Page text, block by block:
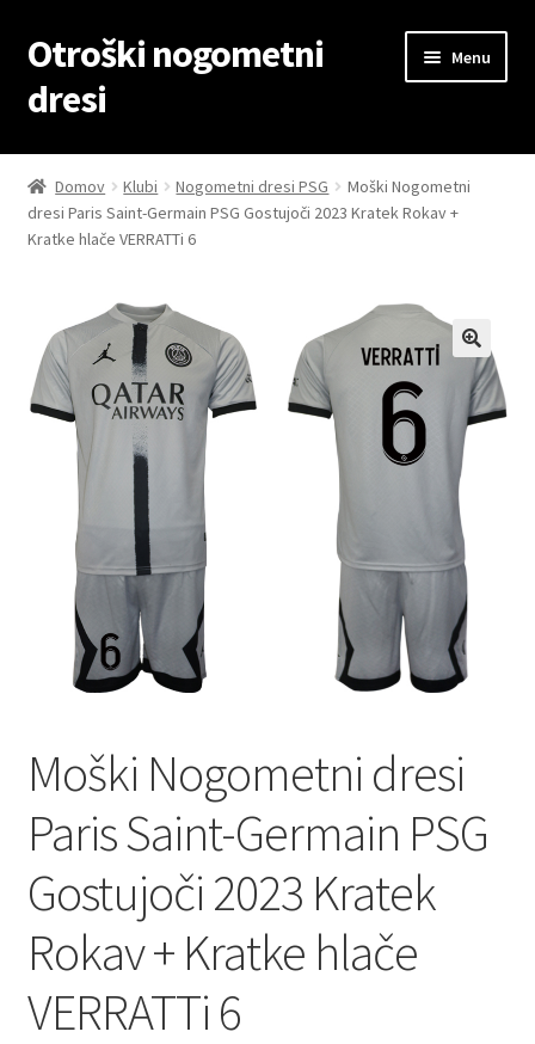
Skip
to
navigation
Skip
to
content
Otroški nogometni
dresi
Menu
Domov
Blog
Košarica
Moj račun
Trgovina
Zaključek nakupa
Domov Klubi Nogometni dresi PSG
Moški Nogometni
dresi Paris Saint-Germain PSG Gostujoči 2023 Kratek Rokav +
Kratke hlače VERRATTi 6
Moški Nogometni dresi
Paris Saint-Germain PSG
Gostujoči 2023 Kratek
Rokav + Kratke hlače
VERRATTi 6